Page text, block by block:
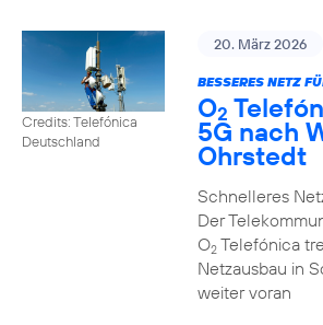
Credits: Telefónica
Deutschland
20. März 2026
BESSERES NETZ
O2
5G nach
Ohrstedt
Schnelleres
Der
O2Telefónica
Netzausbau in
weiter voran